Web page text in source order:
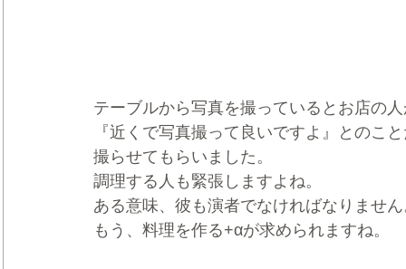
テーブルから写真を撮っているとお店の
『近くで写真撮って良いですよ』とのこ
撮らせてもらいました。
調理する人も緊張しますよね。
ある意味、彼も演者でなければなりませ
もう、料理を作る+αが求められますね。